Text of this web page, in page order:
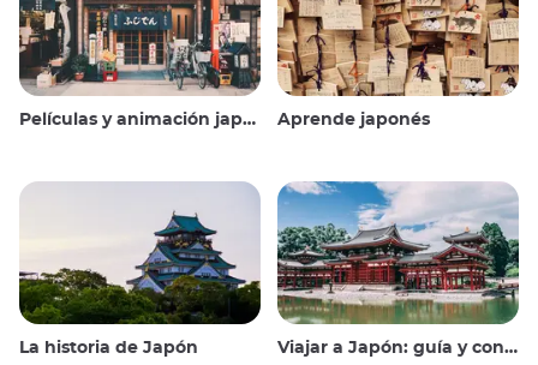
Películas y animación japonesas Aprende japonés
La historia de Japón Viajar a Japón: guía y consejos